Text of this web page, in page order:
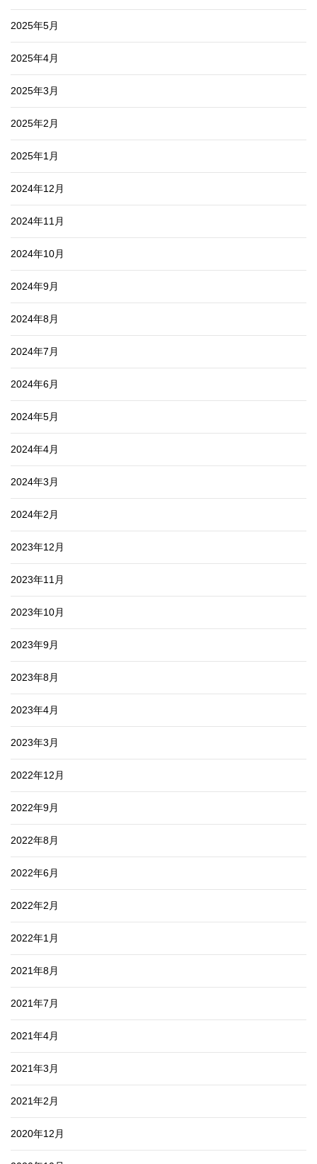
2025年5月
2025年4月
2025年3月
2025年2月
2025年1月
2024年12月
2024年11月
2024年10月
2024年9月
2024年8月
2024年7月
2024年6月
2024年5月
2024年4月
2024年3月
2024年2月
2023年12月
2023年11月
2023年10月
2023年9月
2023年8月
2023年4月
2023年3月
2022年12月
2022年9月
2022年8月
2022年6月
2022年2月
2022年1月
2021年8月
2021年7月
2021年4月
2021年3月
2021年2月
2020年12月